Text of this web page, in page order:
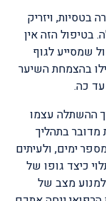
ויזריק
בטיפול הזה אין
שמסייע לגוף
בהצמחת השיער
עד כה.
ההשתלה עצמו
בתהליך
ימים, ולעיתים
כיצד גופו של
מצב של